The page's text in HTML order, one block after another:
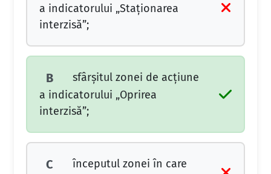
a indicatorului „Staţionarea
interzisă”;
B
sfârşitul zonei de acţiune
a indicatorului „Oprirea
interzisă”;
C
începutul zonei în care